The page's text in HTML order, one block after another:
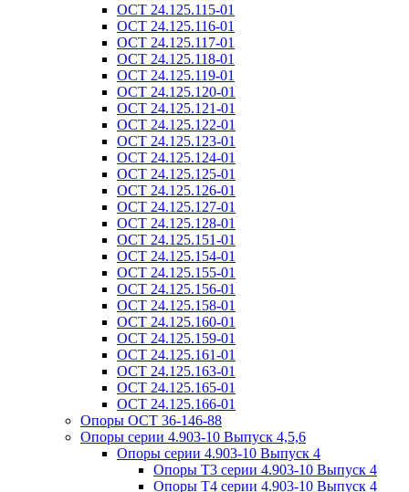
ОСТ 24.125.115-01
ОСТ 24.125.116-01
ОСТ 24.125.117-01
ОСТ 24.125.118-01
ОСТ 24.125.119-01
ОСТ 24.125.120-01
ОСТ 24.125.121-01
ОСТ 24.125.122-01
ОСТ 24.125.123-01
ОСТ 24.125.124-01
ОСТ 24.125.125-01
ОСТ 24.125.126-01
ОСТ 24.125.127-01
ОСТ 24.125.128-01
ОСТ 24.125.151-01
ОСТ 24.125.154-01
ОСТ 24.125.155-01
ОСТ 24.125.156-01
ОСТ 24.125.158-01
ОСТ 24.125.160-01
ОСТ 24.125.159-01
ОСТ 24.125.161-01
ОСТ 24.125.163-01
ОСТ 24.125.165-01
ОСТ 24.125.166-01
Опоры ОСТ 36-146-88
Опоры серии 4.903-10 Выпуск 4,5,6
Опоры серии 4.903-10 Выпуск 4
Опоры Т3 серии 4.903-10 Выпуск 4
Опоры Т4 серии 4.903-10 Выпуск 4